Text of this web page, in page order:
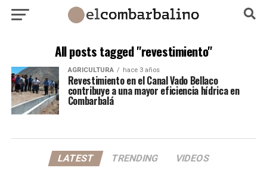
All posts tagged "revestimiento"
AGRICULTURA hace 3 años
Revestimiento en el Canal Vado Bellaco
contribuye a una mayor eficiencia hídrica en
Combarbalá
LATEST TRENDING VIDEOS